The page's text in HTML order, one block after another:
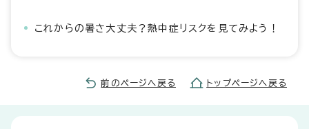
これからの暑さ大丈夫？熱中症リスクを見てみよう！
前のページへ戻る トップページへ戻る